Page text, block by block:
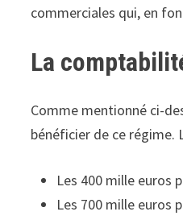
commerciales qui, en
La
Comme mentionné ci-
bénéficier de ce régime.
Les 400 mille euros
Les 700 mille euros